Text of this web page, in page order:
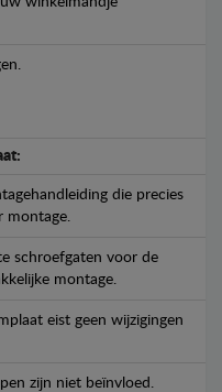
die precies
montage.
schroefgaten voor de
montage.
eist geen wijzigingen
zijn niet beïnvloed.